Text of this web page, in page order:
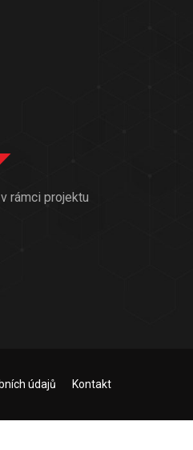
rámci projektu
údajů Kontakt